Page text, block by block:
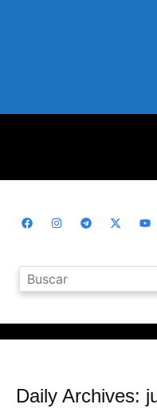
Daily Archives: